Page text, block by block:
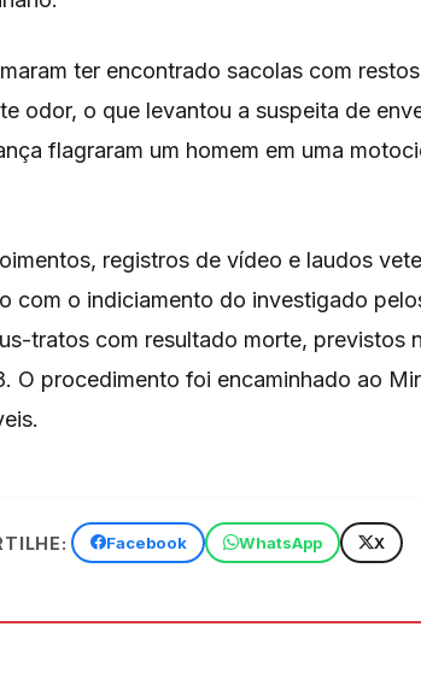
ter encontrado sacolas com
odor, o que levantou a suspeita de
flagraram um homem em uma
registros de vídeo e laudos
com o indiciamento do investigado
tratos com resultado morte, previstos
O procedimento foi encaminhado ao
Facebook WhatsApp X